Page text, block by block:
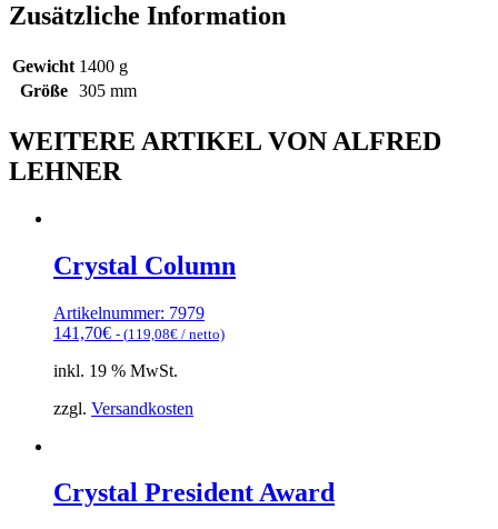
Zusätzliche Information
Gewicht 1400 g
Größe
305 mm
WEITERE ARTIKEL VON ALFRED
LEHNER
Crystal Column
Artikelnummer: 7979
141,70€ - (119,08€ / netto)
inkl. 19 % MwSt.
zzgl. Versandkosten
Crystal President Award